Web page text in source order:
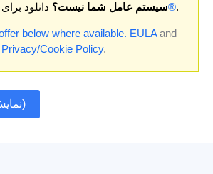
سیستم عامل شما نیست؟ دانلود برای مک®.
below where available. EULAand
Privacy/Cookie Policy.
نمایش فرم نظرات (0)